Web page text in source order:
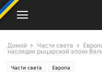
Домой Части света
наследие рыцарской эпохи
Части света Европа